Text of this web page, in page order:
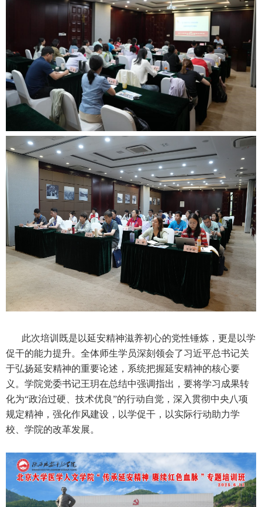
此次培训既是以延安精神滋养初心的党性锤炼，更是以学
促干的能力提升。全体师生学员深刻领会了习近平总书记关
于弘扬延安精神的重要论述，系统把握延安精神的核心要
义。学院党委书记王玥在总结中强调指出，要将学习成果转
化为“政治过硬、技术优良”的行动自觉，深入贯彻中央八项
规定精神，强化作风建设，以学促干，以实际行动助力学
校、学院的改革发展。